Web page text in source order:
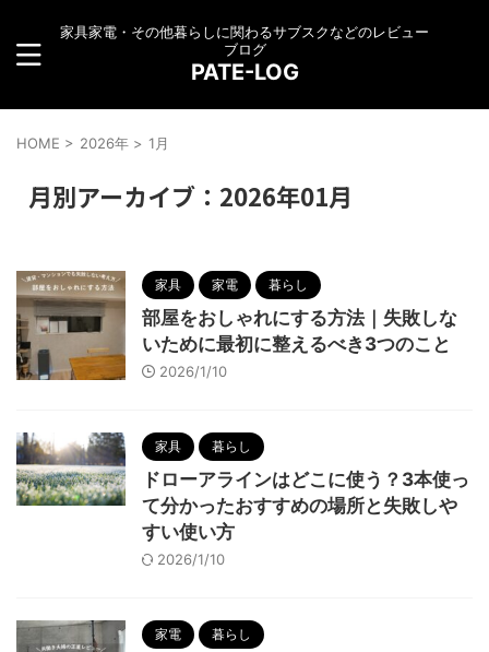
家具家電・その他暮らしに関わるサブスクなどのレビュー
ブログ
PATE-LOG
HOME > 2026年 > 1月
月別アーカイブ：2026年01月
家具 家電 暮らし
部屋をおしゃれにする方法｜失敗しな
いために最初に整えるべき3つのこと
2026/1/10
家具 暮らし
ドローアラインはどこに使う？3本使っ
て分かったおすすめの場所と失敗しや
すい使い方
2026/1/10
家電 暮らし